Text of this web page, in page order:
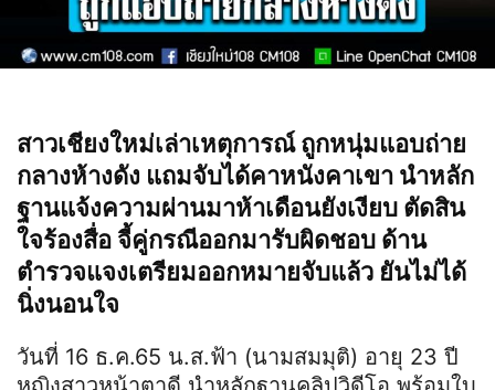
สาวเชียงใหม่เล่าเหตุการณ์ ถูกหนุ่มแอบถ่าย
กลางห้างดัง แถมจับได้คาหนังคาเขา นำหลัก
ฐานแจ้งความผ่านมาห้าเดือนยังเงียบ ตัดสิน
ใจร้องสื่อ จี้คู่กรณีออกมารับผิดชอบ ด้าน
ตำรวจแจงเตรียมออกหมายจับแล้ว ยันไม่ได้
นิ่งนอนใจ
วันที่ 16 ธ.ค.65 น.ส.ฟ้า (นามสมมุติ) อายุ 23 ปี